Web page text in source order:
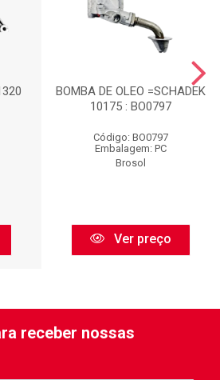
BOMBA DE OLEO =SCHADEK
10175 : BO0797
Código: BO0797
Embalagem: PC
Brosol
Ver preço
receber nossas